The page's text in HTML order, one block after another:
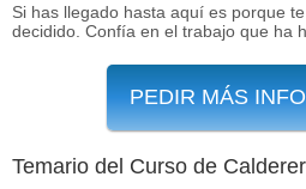
Si has llegado hasta aquí es porque
decidido. Confía en el trabajo que ha
PEDIR MÁS
Temario del Curso de